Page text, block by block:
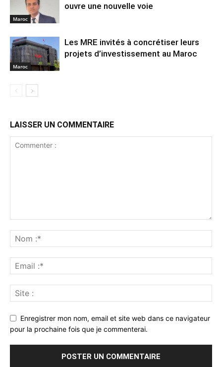
Maroc
ouvre une nouvelle voie
Maroc
Les MRE invités à concrétiser leurs
projets d’investissement au Maroc
LAISSER UN COMMENTAIRE
Enregistrer mon nom, email et site web dans ce navigateur
pour la prochaine fois que je commenterai.